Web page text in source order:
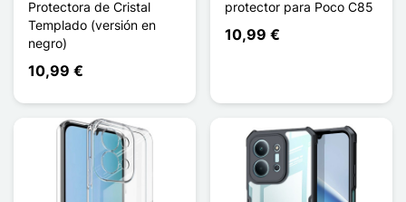
Protectora de Cristal
Templado (versión en
negro)
10,99 €
protector para Poco C85
10,99 €